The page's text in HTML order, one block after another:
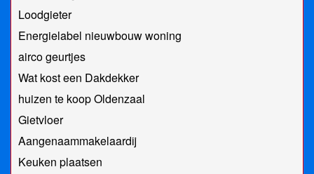
Loodgieter
Energielabel nieuwbouw woning
airco geurtjes
Wat kost een Dakdekker
huizen te koop Oldenzaal
Gietvloer
Aangenaammakelaardij
Keuken plaatsen